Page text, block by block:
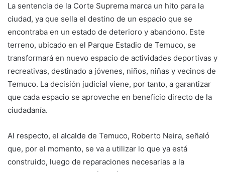
La sentencia de la Corte Suprema marca un hito para la
ciudad, ya que sella el destino de un espacio que se
encontraba en un estado de deterioro y abandono. Este
terreno, ubicado en el Parque Estadio de Temuco, se
transformará en nuevo espacio de actividades deportivas y
recreativas, destinado a jóvenes, niños, niñas y vecinos de
Temuco. La decisión judicial viene, por tanto, a garantizar
que cada espacio se aproveche en beneficio directo de la
ciudadanía.
Al respecto, el alcalde de Temuco, Roberto Neira, señaló
que, por el momento, se va a utilizar lo que ya está
construido, luego de reparaciones necesarias a la